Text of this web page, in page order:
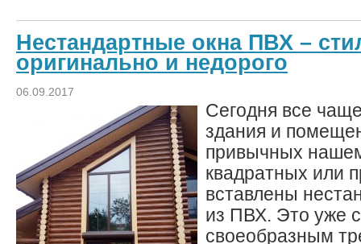
Нестандартные окна ПВХ –
оригинально и недорого
06.09.2017
Сегодня все
здания и
привычных
квадратных или
вставлены
из ПВХ. Это уже
своеобразным